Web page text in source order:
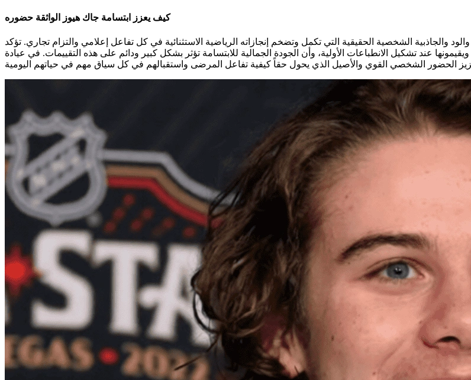
كيف يعزز ابتسامة جاك هيوز الواثقة حضوره
والجاذبية الشخصية الحقيقية التي تكمل وتضخم إنجازاته الرياضية الاستثنائية في كل تفاعل إعلامي والتزام تجاري. تؤكد
عند تشكيل الانطباعات الأولية، وأن الجودة الجمالية للابتسامة تؤثر بشكل كبير ودائم على هذه التقييمات. في عيادة